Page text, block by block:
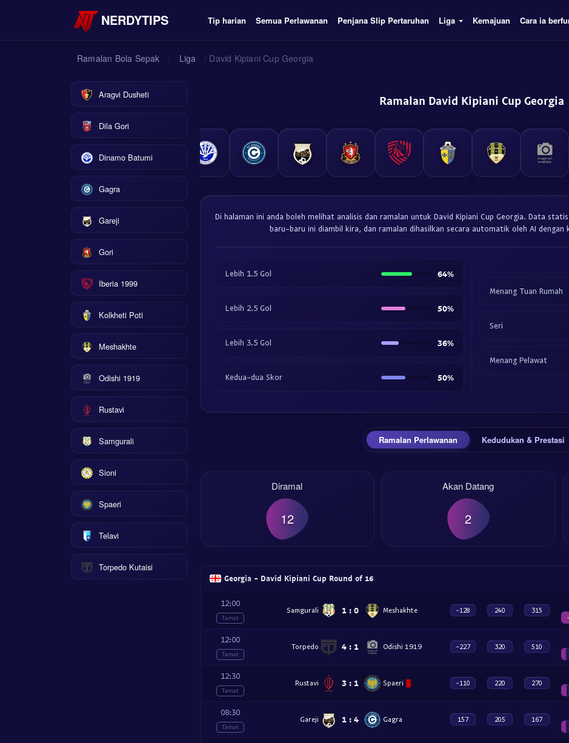
NERDYTIPS Tip harian Semua Perlawanan Penjana Slip Pertaruhan Liga Kemajuan Cara ia
Ramalan Bola Sepak / Liga / David Kipiani Cup Georgia
Aragvi Dusheti
Dila Gori
Dinamo Batumi
Gagra
Gareji
Gori
Iberia 1999
Kolkheti Poti
Meshakhte
Odishi 1919
Rustavi
Samgurali
Sioni
Spaeri
Telavi
Torpedo Kutaisi
Ramalan David Kipiani Cup Georgia
Di halaman ini anda boleh melihat analisis dan ramalan untuk David Kipiani Cup Georgia. Data
baru-baru ini diambil kira, dan ramalan dihasilkan secara automatik oleh AI dengan
Lebih 1.5 Gol 64%
Lebih 2.5 Gol 50%
Lebih 3.5 Gol 36%
Kedua-dua Skor 50%
Menang Tuan Rumah
Seri
Menang Pelawat
Ramalan Perlawanan Kedudukan & Prestasi
Diramal
12
Akan Datang
2
Georgia - David Kipiani Cup Round of 16
12:00
Tamat
Samgurali 1 : 0 Meshakhte -128 240 315
12:00
Tamat
Torpedo 4 : 1 Odishi 1919 -227 320 510
12:30
Tamat
Rustavi 3 : 1 Spaeri -110 220 270
08:30
Tamat
Gareji 1 : 4 Gagra 157 205 167